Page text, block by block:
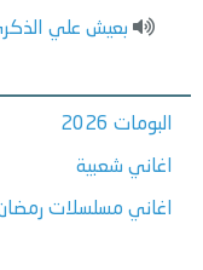
بعيش علي
البومات 2026
اغاني شعبية
اغاني مسلسلات رمضان